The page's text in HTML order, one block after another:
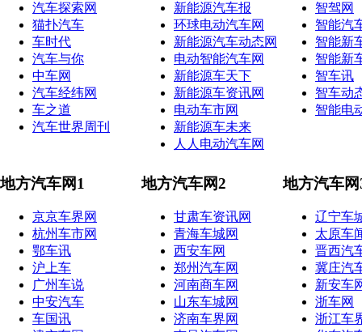
汽车探索网
猫扑汽车
车时代
汽车与你
中车网
汽车经纬网
车之道
汽车世界周刊
新能源汽车报
环球电动汽车网
新能源汽车动态网
电动智能汽车网
新能源车天下
新能源车资讯网
电动车市网
新能源车未来
人人电动汽车网
智驾网
智能汽
智能新
智能新
智车讯
智车动
智能电
地方汽车网1
京京车界网
杭州车市网
鄂车讯
沪上车
广州车说
中安汽车
车国讯
地方汽车网2
甘肃车资讯网
青海车城网
西安车网
郑州汽车网
河南商车网
山东车城网
济南车界网
地方汽车网
辽宁车
太原车
晋西汽
冀庄汽
新安车
浙车网
浙江车